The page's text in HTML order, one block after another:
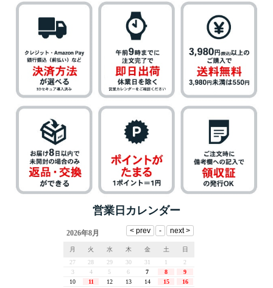
営業日カレンダー